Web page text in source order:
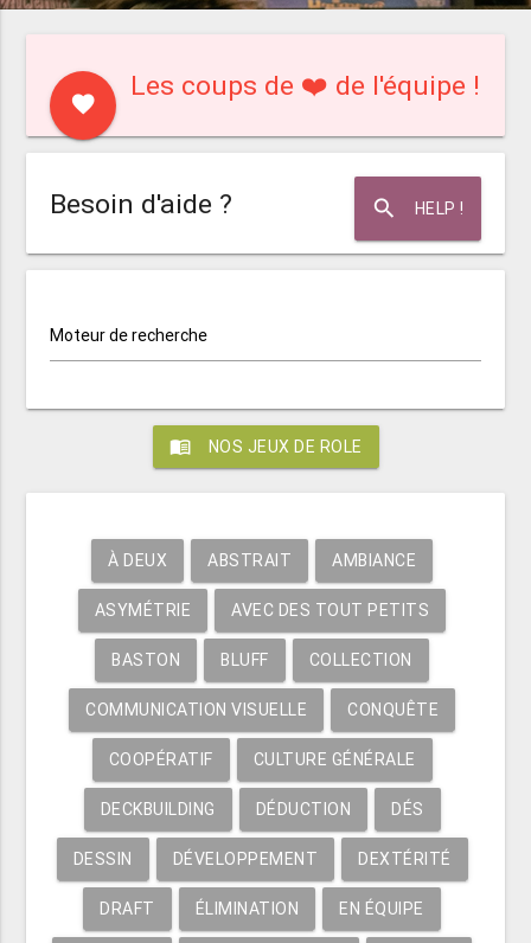
favorite
Les coups de ❤️ de l'équipe !
search HELP !
Besoin d'aide ?
Moteur de recherche
menu_book NOS JEUX DE ROLE
À DEUX ABSTRAIT AMBIANCE
ASYMÉTRIE AVEC DES TOUT PETITS
BASTON BLUFF COLLECTION
COMMUNICATION VISUELLE CONQUÊTE
COOPÉRATIF CULTURE GÉNÉRALE
DECKBUILDING DÉDUCTION DÉS
DESSIN DÉVELOPPEMENT DEXTÉRITÉ
DRAFT ÉLIMINATION EN ÉQUIPE